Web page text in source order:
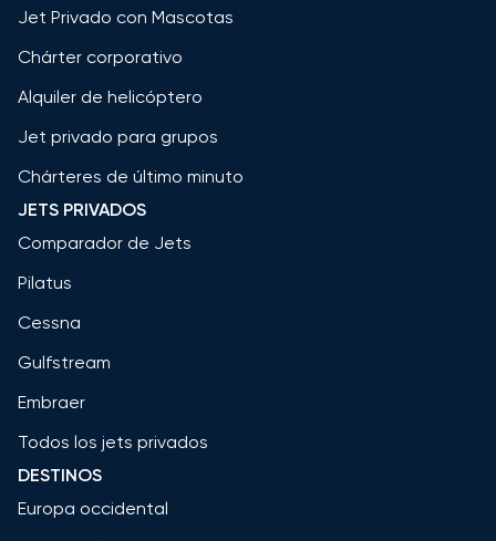
Jet Privado con Mascotas
Chárter corporativo
Alquiler de helicóptero
Jet privado para grupos
Chárteres de último minuto
JETS PRIVADOS
Comparador de Jets
Pilatus
Cessna
Gulfstream
Embraer
Todos los jets privados
DESTINOS
Europa occidental